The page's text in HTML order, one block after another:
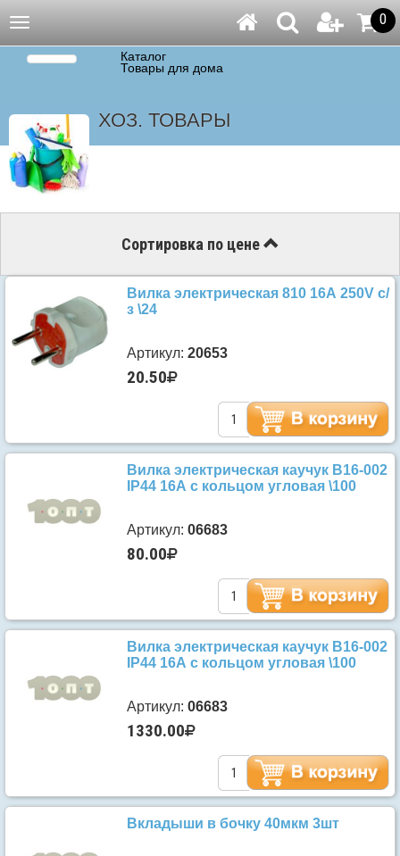
Навигация 0
Каталог
Товары для дома
ХОЗ. ТОВАРЫ
Сортировка по цене
Вилка электрическая 810 16А 250V с/
з \24
Артикул: 20653
20.50
Вилка электрическая каучук В16-002
IP44 16А с кольцом угловая \100
Артикул: 06683
80.00
Вилка электрическая каучук В16-002
IP44 16А с кольцом угловая \100
Артикул: 06683
1330.00
Вкладыши в бочку 40мкм 3шт